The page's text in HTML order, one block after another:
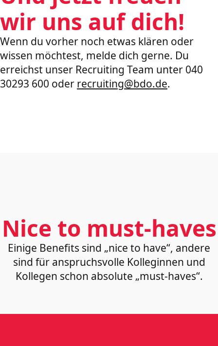
wir uns auf dich!
Wenn du vorher noch etwas klären oder
wissen möchtest, melde dich gerne. Du
erreichst unser Recruiting Team unter 040
30293 600 oder recruiting@bdo.de.
Nice to must-haves
Einige Benefits sind „nice to have“, andere
sind für anspruchsvolle Kolleginnen und
Kollegen schon absolute „must-haves“.